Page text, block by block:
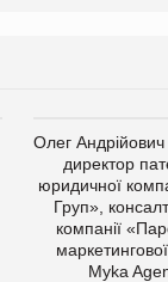
Олег
директор
юридичної
Груп»,
компанії
маркетингової
Myka